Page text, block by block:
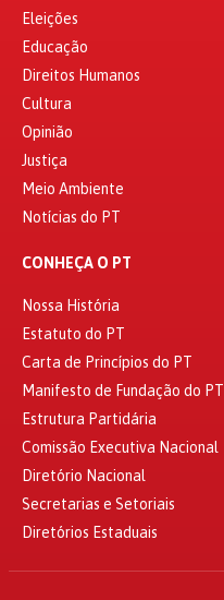
Eleições
Educação
Direitos Humanos
Cultura
Opinião
Justiça
Meio Ambiente
Notícias do PT
CONHEÇA O PT
Nossa História
Estatuto do PT
Carta de Princípios do PT
Manifesto de Fundação do PT
Estrutura Partidária
Comissão Executiva Nacional
Diretório Nacional
Secretarias e Setoriais
Diretórios Estaduais